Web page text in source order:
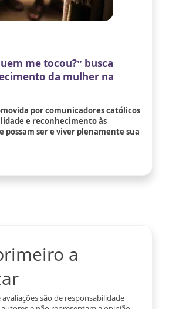
me tocou?” busca
da mulher na
por comunicadores católicos
e reconhecimento às
possam ser e viver plenamente sua
a
são de responsabilidade